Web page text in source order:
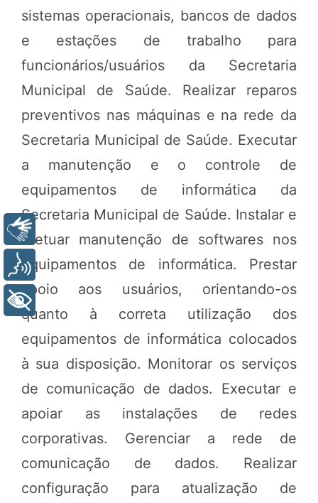
sistemas operacionais, bancos de dados
e estações de trabalho para
funcionários/usuários da Secretaria
Municipal de Saúde. Realizar reparos
preventivos nas máquinas e na rede da
Secretaria Municipal de Saúde. Executar
a manutenção e o controle de
equipamentos de informática da
Secretaria Municipal de Saúde. Instalar e
efetuar manutenção de softwares nos
equipamentos de informática. Prestar
apoio aos usuários, orientando-os
quanto à correta utilização dos
equipamentos de informática colocados
à sua disposição. Monitorar os serviços
de comunicação de dados. Executar e
apoiar as instalações de redes
corporativas. Gerenciar a rede de
comunicação de dados. Realizar
configuração para atualização de
Voz